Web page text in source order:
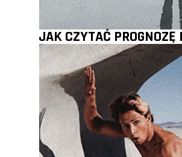
JAK CZYTAĆ PROGNOZĘ